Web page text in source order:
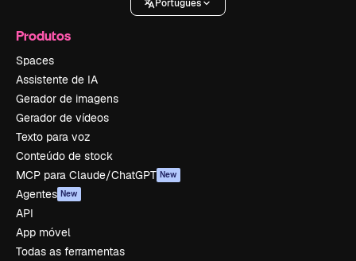
Português
Produtos
Spaces
Assistente de IA
Gerador de imagens
Gerador de vídeos
Texto para voz
Conteúdo de stock
MCP para Claude/ChatGPT New
Agentes New
API
App móvel
Todas as ferramentas